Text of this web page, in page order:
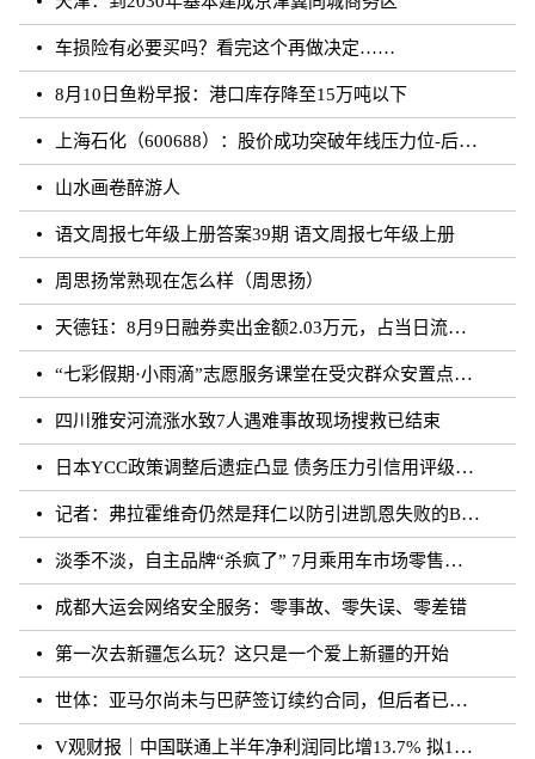
车损险有必要买吗？看完这个再做决定……
8月10日鱼粉早报：港口库存降至15万吨以下
上海石化（600688）：股价成功突破年线压力位-后市看多（涨）（08-10）
山水画卷醉游人
语文周报七年级上册答案39期 语文周报七年级上册
周思扬常熟现在怎么样（周思扬）
天德钰：8月9日融券卖出金额2.03万元，占当日流出金额的0.41%
“七彩假期·小雨滴”志愿服务课堂在受灾群众安置点开课
四川雅安河流涨水致7人遇难事故现场搜救已结束
日本YCC政策调整后遗症凸显 债务压力引信用评级下调隐忧
记者：弗拉霍维奇仍然是拜仁以防引进凯恩失败的B方案
淡季不淡，自主品牌“杀疯了” 7月乘用车市场零售达177.5万辆
成都大运会网络安全服务：零事故、零失误、零差错
第一次去新疆怎么玩？这只是一个爱上新疆的开始
世体：亚马尔尚未与巴萨签订续约合同，但后者已得到门德斯承诺
V观财报｜中国联通上半年净利润同比增13.7% 拟10派0.796元